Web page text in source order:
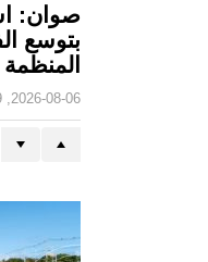
صوان:
بتوسع
المنظمة
2026-08-06, 10:49 م